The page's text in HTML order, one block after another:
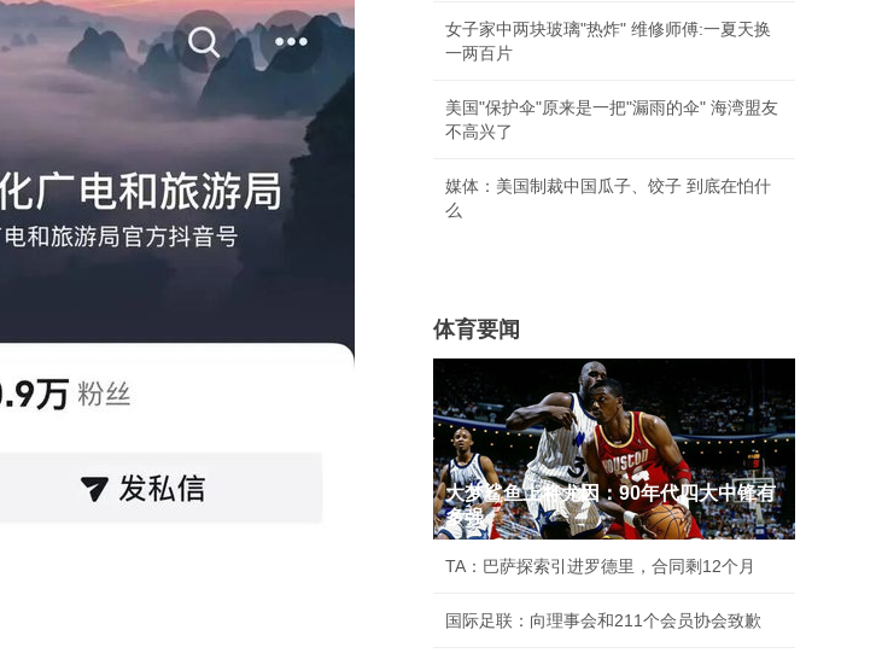
女子家中两块玻璃"热炸" 维修师傅:一夏天换
一两百片
美国"保护伞"原来是一把"漏雨的伞" 海湾盟友
不高兴了
媒体：美国制裁中国瓜子、饺子 到底在怕什
么
体育要闻
大梦鲨鱼上将尤因：90年代四大中锋有
多强
TA：巴萨探索引进罗德里，合同剩12个月
国际足联：向理事会和211个会员协会致歉